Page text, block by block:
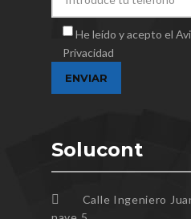
He leído y acepto el
Privacidad
Solucont
Calle Ingeniero